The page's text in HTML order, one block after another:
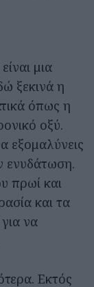
μια
ξεκινά η
όπως η
οξύ.
εξομαλύνεις
ενυδάτωση.
πρωί και
και τα
να
Εκτός